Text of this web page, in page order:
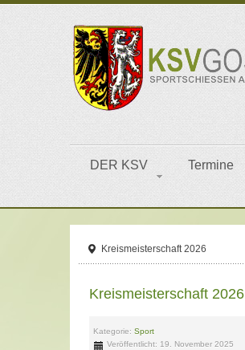
DER KSV Termine
Kreismeisterschaft 2026
Kreismeisterschaft 2026
Kategorie:Sport
Veröffentlicht: 19. November 2025